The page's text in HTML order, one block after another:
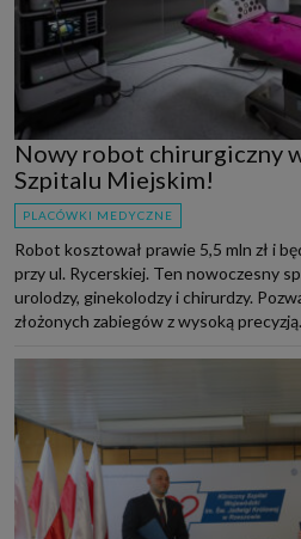
Nowy robot chirurgiczny
Szpitalu Miejskim!
PLACÓWKI MEDYCZNE
Robot kosztował prawie 5,5 mln zł i
przy ul. Rycerskiej. Ten nowoczesny
urolodzy, ginekolodzy i chirurdzy.
złożonych zabiegów z wysoką